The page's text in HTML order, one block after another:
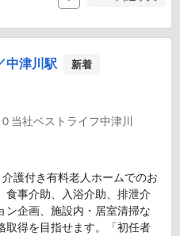
中津川駅 新着
当社ベストライフ中津川
護付き有料老人ホームでのお
食事介助、入浴介助、排泄介
ン企画、施設内・居室清掃な
取得を目指せます。「初任者